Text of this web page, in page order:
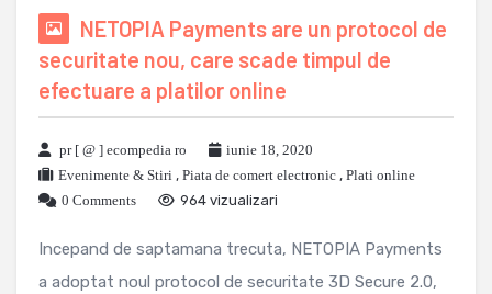
NETOPIA Payments are un protocol de
securitate nou, care scade timpul de
efectuare a platilor online
pr [ @ ] ecompedia ro
iunie 18, 2020
Evenimente & Stiri , Piata de comert electronic , Plati online
0 Comments
964 vizualizari
Incepand de saptamana trecuta, NETOPIA Payments
a adoptat noul protocol de securitate 3D Secure 2.0,